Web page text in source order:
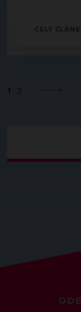
CELÝ
1